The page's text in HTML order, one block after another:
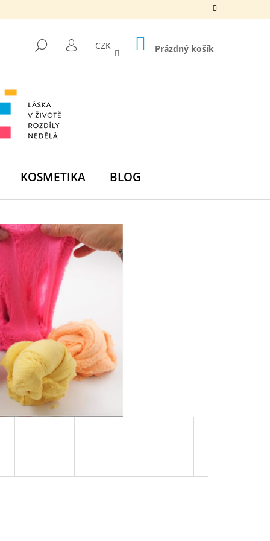
HLEDAT
PŘIHLÁŠENÍ
CZK NÁKUPNÍ
KOŠÍK
Prázdný košík
KOSMETIKA BLOG
BOMBA - ZELENÁ
| MÁMY V REJŽI